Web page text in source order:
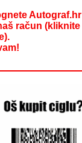
Autograf.hr
račun (kliknite